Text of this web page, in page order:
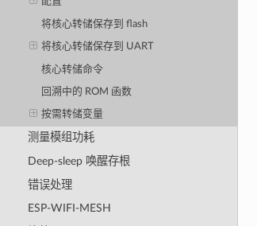
将核心转储保存到 flash
将核心转储保存到 UART
核心转储命令
回溯中的 ROM 函数
按需转储变量
测量模组功耗
Deep-sleep 唤醒存根
错误处理
ESP-WIFI-MESH